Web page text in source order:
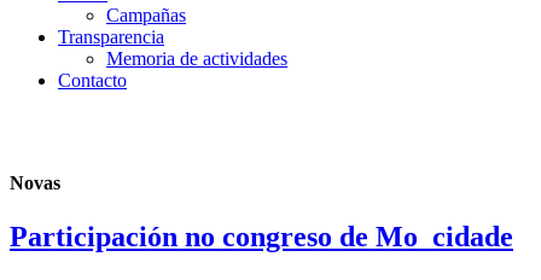
Campañas
Transparencia
Memoria de actividades
Contacto
Novas
Participación no congreso de Mo_cidade